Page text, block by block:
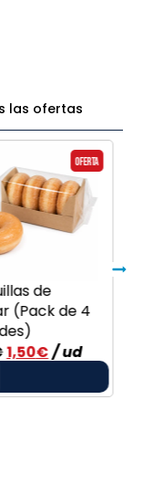
las ofertas
de
(Pack de 4
1,50€/ ud
Oferta